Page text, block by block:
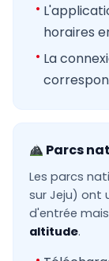
horaires
La
Parcs
Les parcs
sur Jeju) ont
d'entrée
altitude.